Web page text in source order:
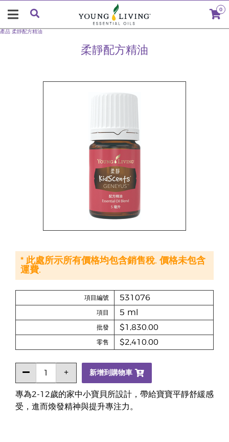
0
柔靜配方精油
產品 柔靜配方精油
專為2-12歲的家中小寶貝所設計，帶給寶寶平靜舒緩感
受，進而煥發精神與提升專注力。
項目編號 531076
項目 5 ml
批發 $1,830.00
零售 $2,410.00
新增到購物車
* 此處所示所有價格均包含銷售稅. 價格未包含
運費.